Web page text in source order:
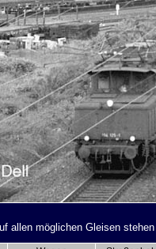
allen möglichen Gleisen